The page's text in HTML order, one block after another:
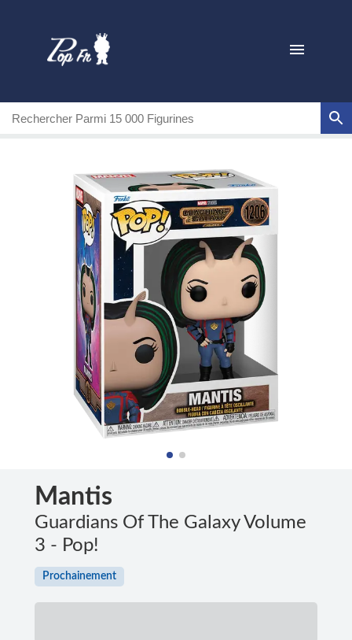
Mantis
Guardians Of The Galaxy Volume
3 - Pop!
Prochainement